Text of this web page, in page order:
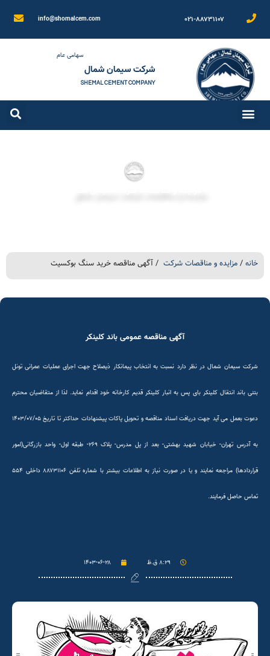
۰۲۱-۸۸۷۳۱۱۰۷ info@shomalcem.com
سهامی عام
شرکت سیمان شمال
SHEMAL CEMENT COMPANY
خانه/مزایده و مناقصات شرکت/ آگهی مناقصه خرید سنگ بوکسیت
آگهی مناقصه عمومی باند کلینکر
شرکت سیمان شمال در نظر دارد نسبت به انتخاب پیمانکار ذیصلاح جهت اجرای عملیات عمرانی تونل
بتنی باند انتقال کلینکر بای پس به انبار کلینکر قدیم کارخانه خود اقدام نماید. لذا از متقاضیان محترم
دعوت بعمل می آید جهت دریافت اسناد مناقصه و تحویل پاکات پیشنهادات حداکثر تا تاریخ ۱۴۰۳/۰۷/۰۵
به آدرس تهران- خیابان شهید بهشتی- بعد از پل مدرس- پلاک ۲۶۹- طبقه اول- واحد بازرگانی(امور
قراردادها) مراجعه نمایند و یا در صورت نیاز به اطلاعات بیشتر با شماره تلفن ۸۸۷۳۱۱۰۶ داخلی ۵۵۴
تماس حاصل فرمایند.
۸:۲۹ ق.ظ ۱۴۰۳-۰۶-۲۸